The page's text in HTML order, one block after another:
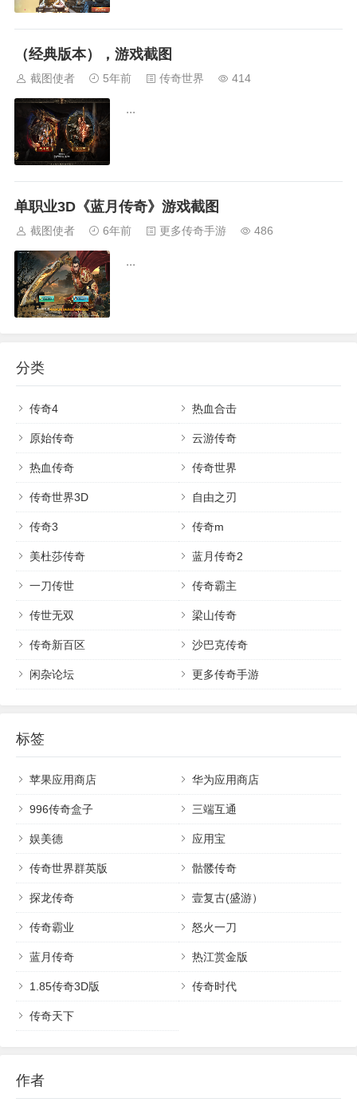
（经典版本），游戏截图
截图使者 5年前 传奇世界 414
...
单职业3D《蓝月传奇》游戏截图
截图使者 6年前 更多传奇手游 486
...
分类
传奇4 热血合击
原始传奇 云游传奇
热血传奇 传奇世界
传奇世界3D 自由之刃
传奇3 传奇m
美杜莎传奇 蓝月传奇2
一刀传世 传奇霸主
传世无双 梁山传奇
传奇新百区 沙巴克传奇
闲杂论坛 更多传奇手游
标签
苹果应用商店 华为应用商店
996传奇盒子 三端互通
娱美德 应用宝
传奇世界群英版 骷髅传奇
探龙传奇 壹复古(盛游）
传奇霸业 怒火一刀
蓝月传奇 热江赏金版
1.85传奇3D版 传奇时代
传奇天下
作者